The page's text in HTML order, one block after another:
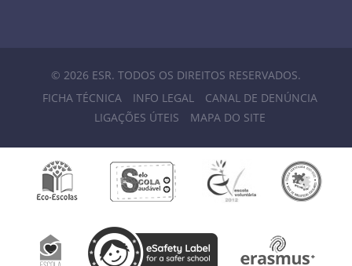
© 2026 ESR. TODOS OS DIREITOS RESERVADOS.
FICHA TÉCNICA
INFO LEGAL
CANAL DE DENÚNCIA
LIGAÇÕES ÚTEIS
MAPA DO SITE